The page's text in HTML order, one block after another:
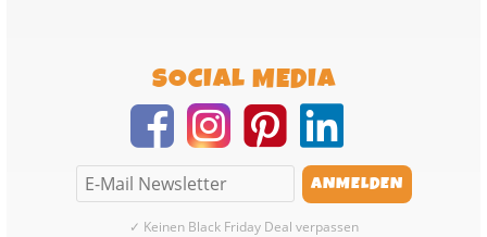
SOCIAL MEDIA
✓ Keinen Black Friday Deal verpassen